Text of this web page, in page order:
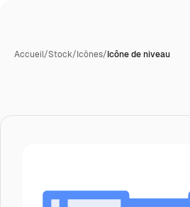
Accueil/Stock/Icônes/Icône de niveau